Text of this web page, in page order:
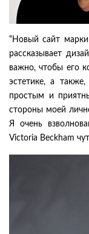
“Новый сайт
рассказывает
важно, чтобы его
эстетике, а
простым и
стороны моей
Я очень
Victoria Beckham